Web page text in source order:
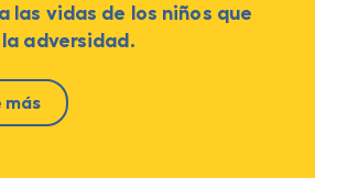
las vidas de los niños que
adversidad.
más